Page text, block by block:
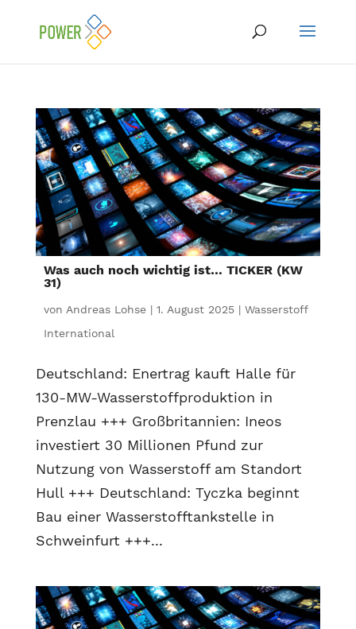
Was auch noch wichtig ist… TICKER (KW
31)
von Andreas Lohse| 1. August 2025| Wasserstoff
International
Deutschland: Enertrag kauft Halle für
130-MW-Wasserstoffproduktion in
Prenzlau +++ Großbritannien: Ineos
investiert 30 Millionen Pfund zur
Nutzung von Wasserstoff am Standort
Hull +++ Deutschland: Tyczka beginnt
Bau einer Wasserstofftankstelle in
Schweinfurt +++...